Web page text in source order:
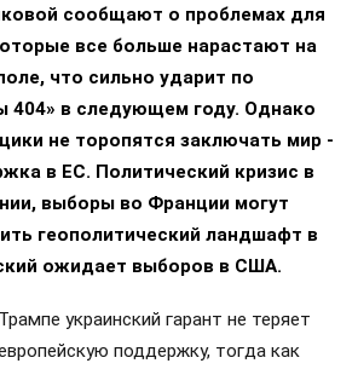
сообщают о проблемах для
все больше нарастают на
что сильно ударит по
404» в следующем году. Однако
не торопятся заключать мир -
в ЕС. Политический кризис в
выборы во Франции могут
геополитический ландшафт в
ожидает выборов в США.
украинский гарант не теряет
поддержку, тогда как